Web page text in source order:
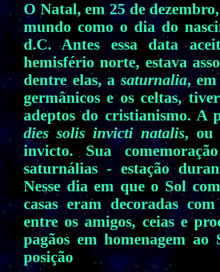
O Natal, em 25 de
mundo como o dia do
d.C. Antes essa data
hemisfério norte, estava
dentre elas, asaturnalia,
germânicos e os celtas,
adeptos do cristianismo. A
dies solis invicti natalis, ou
invicto. Sua
saturnálias - estação
Nesse dia em que o Sol
casas eram decoradas
entre os amigos, ceias e
pagãos em homenagem
posição